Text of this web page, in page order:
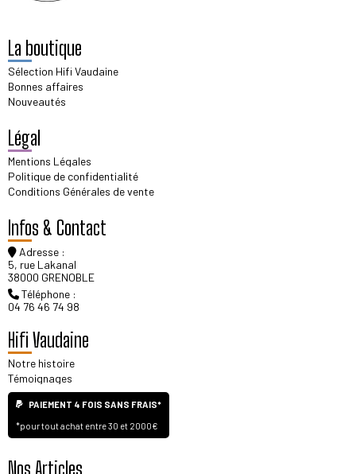
La boutique
Sélection Hifi Vaudaine
Bonnes affaires
Nouveautés
Légal
Mentions Légales
Politique de confidentialité
Conditions Générales de vente
Infos & Contact
Adresse :
5, rue Lakanal
38000 GRENOBLE
Téléphone :
04 76 46 74 98
Hifi Vaudaine
Notre histoire
Témoignages
PAIEMENT 4 FOIS SANS FRAIS*
*pour tout achat entre 30 et 2000€
Nos Articles